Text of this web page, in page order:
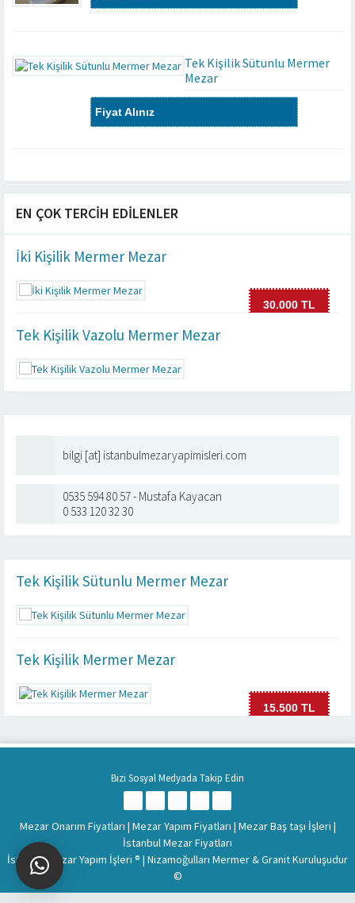
Tek Kişilik Sütunlu Mermer
Mezar
Model No: MERMER-03
Fiyat Alınız
EN ÇOK TERCIH EDILENLER
İki Kişilik Mermer Mezar
30.000 TL
Tek Kişilik Vazolu Mermer Mezar
bilgi [at] istanbulmezaryapimisleri.com
0535 594 80 57 - Mustafa Kayacan
0 533 120 32 30
Tek Kişilik Sütunlu Mermer Mezar
Tek Kişilik Mermer Mezar
15.500 TL
Bizi Sosyal Medyada Takip Edin
Mezar Onarım Fiyatları | Mezar Yapım Fiyatları | Mezar Baş taşı İşleri |
İstanbul Mezar Fiyatları
İstanbul Mezar Yapım İşleri ® | Nizamoğulları Mermer & Granit Kuruluşudur
©